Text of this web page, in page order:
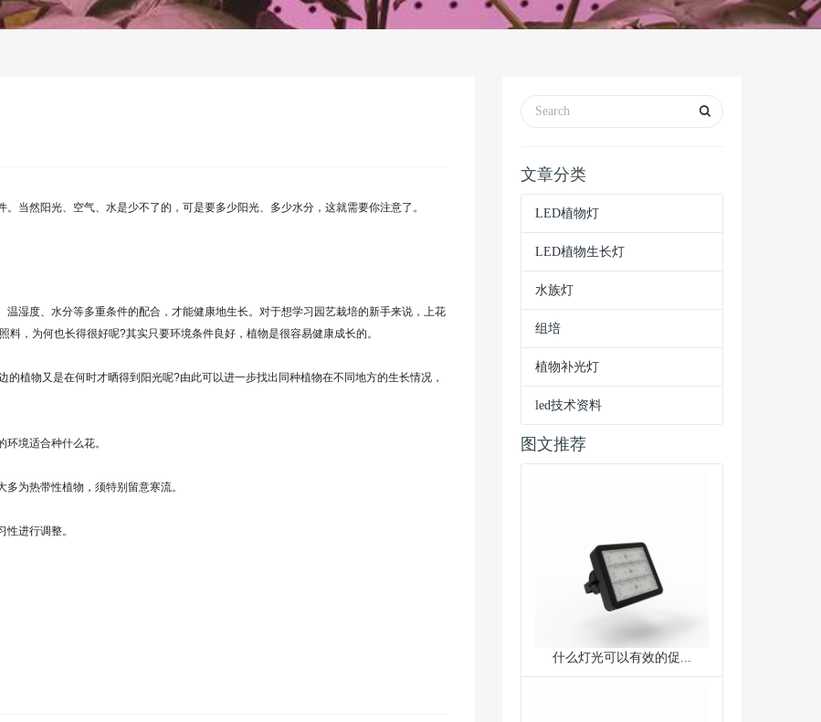
当然阳光、空气、水是少不了的，可是要多少阳光、多少水分，这就需要你注意了。
度、水分等多重条件的配合，才能健康地生长。对于想学习园艺栽培的新手来说，上花
，为何也长得很好呢?其实只要环境条件良好，植物是很容易健康成长的。
物又是在何时才晒得到阳光呢?由此可以进一步找出同种植物在不同地方的生长情况，
境适合种什么花。
为热带性植物，须特别留意寒流。
进行调整。
文章分类
LED植物灯
LED植物生长灯
水族灯
组培
植物补光灯
led技术资料
图文推荐
什么灯光可以有效的促...